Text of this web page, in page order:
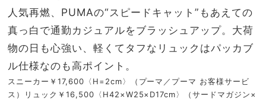
人気再燃、PUMAの“スピードキャット”もあえての
真っ白で通勤カジュアルをブラッシュアップ。大荷
物の日も心強い、軽くてタフなリュックはパッカブ
ル仕様なのも高ポイント。
スニーカー￥17,600〈H=2cm〉（プーマ／プーマ お客様サービ
ス）リュック￥16,500〈H42×W25×D17cm〉（サードマガジン×